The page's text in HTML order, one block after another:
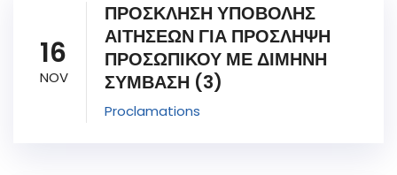
16
NOV
ΠΡΟΣΚΛΗΣΗ ΥΠΟΒΟΛΗΣ
ΑΙΤΗΣΕΩΝ ΓΙΑ ΠΡΟΣΛΗΨΗ
ΠΡΟΣΩΠΙΚΟΥ ΜΕ ΔΙΜΗΝΗ
ΣΥΜΒΑΣΗ (3)
Proclamations